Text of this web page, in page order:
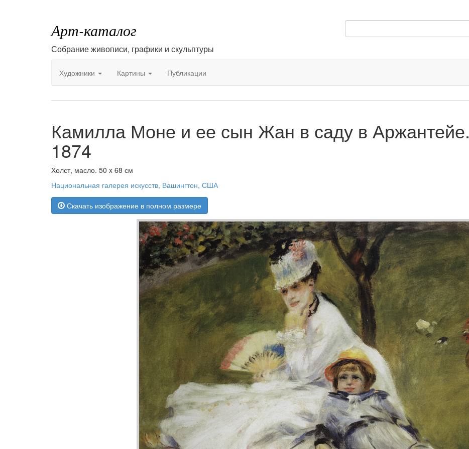
Арт-каталог
Собрание живописи, графики и скульптуры
Художники Картины Публикации
Камилла Моне и ее сын Жан в саду в Аржантейе.
1874
Холст, масло. 50 x 68 см
Национальная галерея искусств, Вашингтон, США
Скачать изображение в полном размере